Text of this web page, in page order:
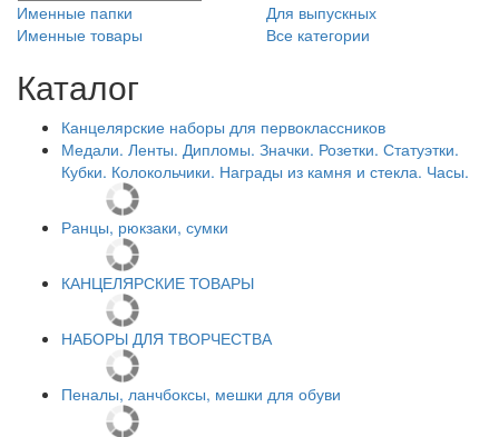
Именные папки
Для выпускных
Именные товары
Все категории
Каталог
Канцелярские наборы для первоклассников
Медали. Ленты. Дипломы. Значки. Розетки. Статуэтки.
Кубки. Колокольчики. Награды из камня и стекла. Часы.
Ранцы, рюкзаки, сумки
КАНЦЕЛЯРСКИЕ ТОВАРЫ
НАБОРЫ ДЛЯ ТВОРЧЕСТВА
Пеналы, ланчбоксы, мешки для обуви